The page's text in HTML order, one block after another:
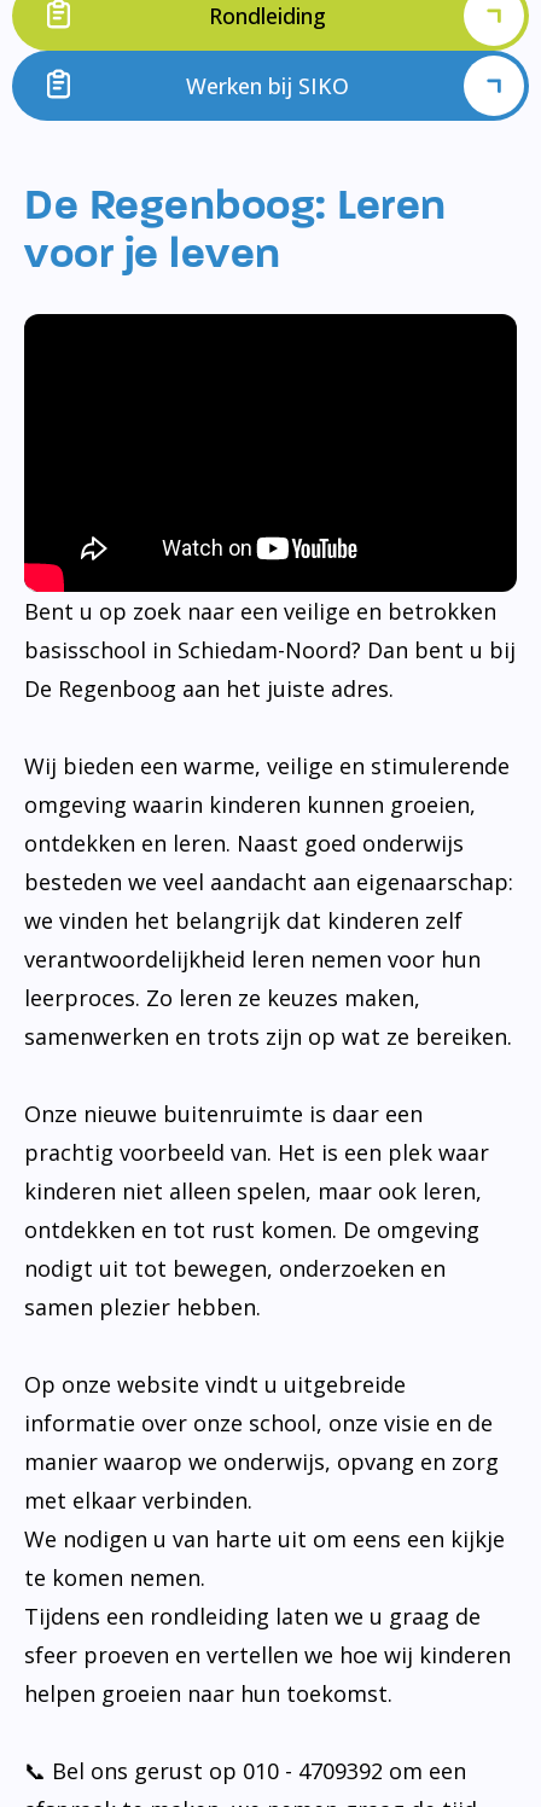
Rondleiding
Werken bij SIKO
De Regenboog: Leren
voor je leven
Bent u op zoek naar een veilige en betrokken
basisschool in Schiedam-Noord? Dan bent u bij
De Regenboog aan het juiste adres.
Wij bieden een warme, veilige en stimulerende
omgeving waarin kinderen kunnen groeien,
ontdekken en leren. Naast goed onderwijs
besteden we veel aandacht aan eigenaarschap:
we vinden het belangrijk dat kinderen zelf
verantwoordelijkheid leren nemen voor hun
leerproces. Zo leren ze keuzes maken,
samenwerken en trots zijn op wat ze bereiken.
Onze nieuwe buitenruimte is daar een
prachtig voorbeeld van. Het is een plek waar
kinderen niet alleen spelen, maar ook leren,
ontdekken en tot rust komen. De omgeving
nodigt uit tot bewegen, onderzoeken en
samen plezier hebben.
Op onze website vindt u uitgebreide
informatie over onze school, onze visie en de
manier waarop we onderwijs, opvang en zorg
met elkaar verbinden.
We nodigen u van harte uit om eens een kijkje
te komen nemen.
Tijdens een rondleiding laten we u graag de
sfeer proeven en vertellen we hoe wij kinderen
helpen groeien naar hun toekomst.
📞 Bel ons gerust op 010 - 4709392 om een